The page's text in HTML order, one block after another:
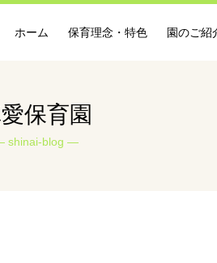
ホーム 保育理念・特色 園のご紹
保育園
shinai-blog